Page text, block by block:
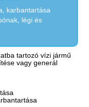
karbantartása
légi és
tartozó vízi jármű
vagy generál